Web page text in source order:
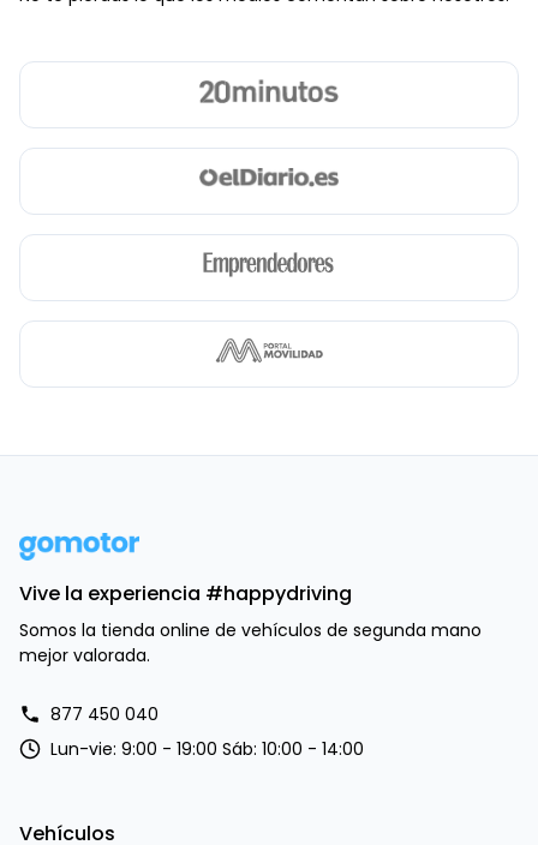
Vive la experiencia #happydriving
Somos la tienda online de vehículos de segunda mano
mejor valorada.
877 450 040
Lun-vie: 9:00 - 19:00 Sáb: 10:00 - 14:00
Vehículos